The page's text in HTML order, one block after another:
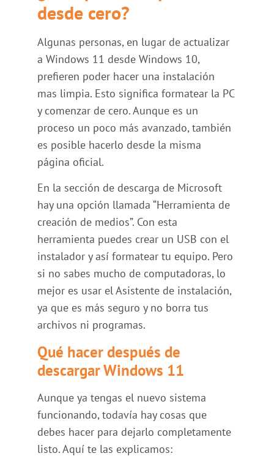
desde cero?
Algunas personas, en lugar de actualizar
a Windows 11 desde Windows 10,
prefieren poder hacer una instalación
mas limpia. Esto significa formatear la PC
y comenzar de cero. Aunque es un
proceso un poco más avanzado, también
es posible hacerlo desde la misma
página oficial.
En la sección de descarga de Microsoft
hay una opción llamada “Herramienta de
creación de medios”. Con esta
herramienta puedes crear un USB con el
instalador y así formatear tu equipo. Pero
si no sabes mucho de computadoras, lo
mejor es usar el Asistente de instalación,
ya que es más seguro y no borra tus
archivos ni programas.
Qué hacer después de
descargar Windows 11
Aunque ya tengas el nuevo sistema
funcionando, todavía hay cosas que
debes hacer para dejarlo completamente
listo. Aquí te las explicamos: